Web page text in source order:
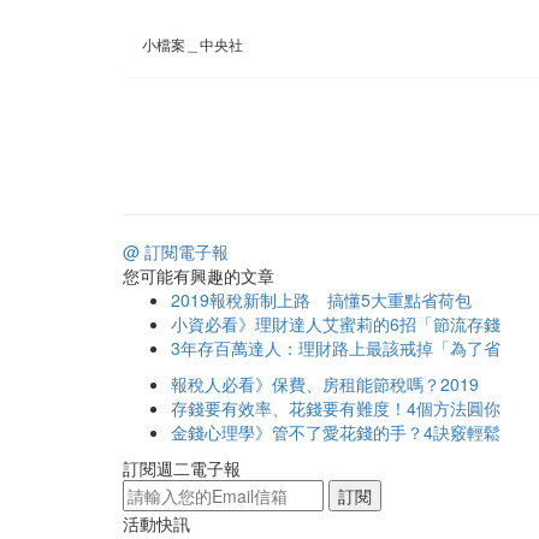
小檔案＿中央社
@ 訂閱電子報
您可能有興趣的文章
2019報稅新制上路 搞懂5大重點省荷包
小資必看》理財達人艾蜜莉的6招「節流存錢
3年存百萬達人：理財路上最該戒掉「為了省
報稅人必看》保費、房租能節稅嗎？2019
存錢要有效率、花錢要有難度！4個方法圓你
金錢心理學》管不了愛花錢的手？4訣竅輕鬆
訂閱週二電子報
訂閱
活動快訊